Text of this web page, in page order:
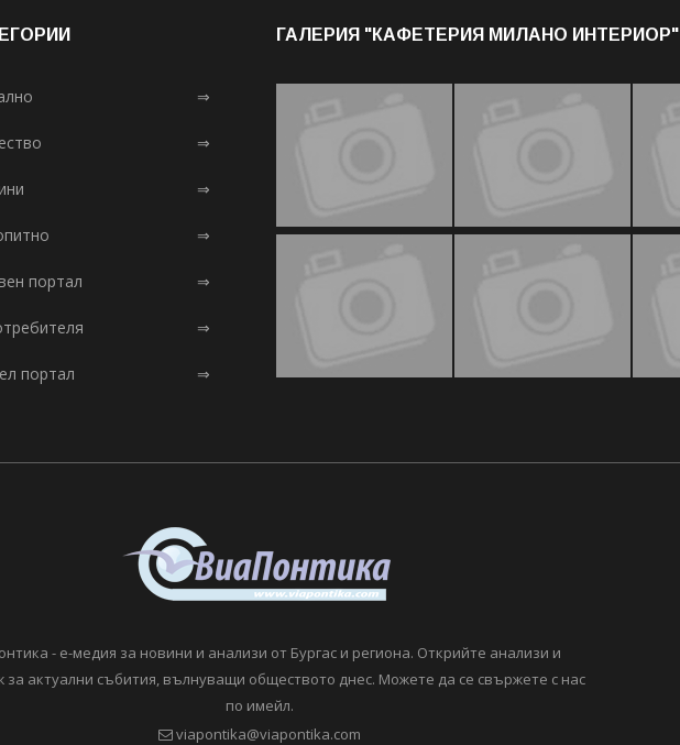
⇒
⇒
⇒
⇒
портал ⇒
⇒
портал ⇒
ГАЛЕРИЯ "КАФЕТЕРИЯ МИЛАНО ИНТЕРИОР"
- е-медия за новини и анализи от Бургас и региона. Открийте анализи и
за актуални събития, вълнуващи обществото днес. Можете да се свържете с нас
по имейл.
viapontika@viapontika.com